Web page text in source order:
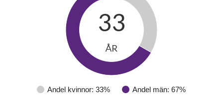
Andel kvinnor: 33% Andel män: 67%
33
ÅR